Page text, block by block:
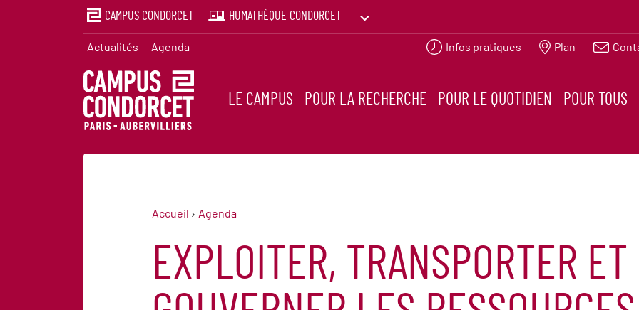
CAMPUS CONDORCET HUMATHÈQUE CONDORCET
PRINTEMPS DES HUMANITÉS
Actualités Agenda Infos pratiques Plan
LE CAMPUS POUR LA RECHERCHE POUR LE QUOTIDIEN POUR TOUS
Accueil Agenda
EXPLOITER, TRANSPORTER ET